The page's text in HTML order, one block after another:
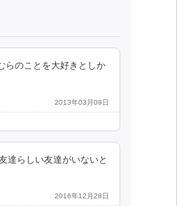
らのことを大好きとしか
2013年03月09日
達らしい友達がいないと
2016年12月28日